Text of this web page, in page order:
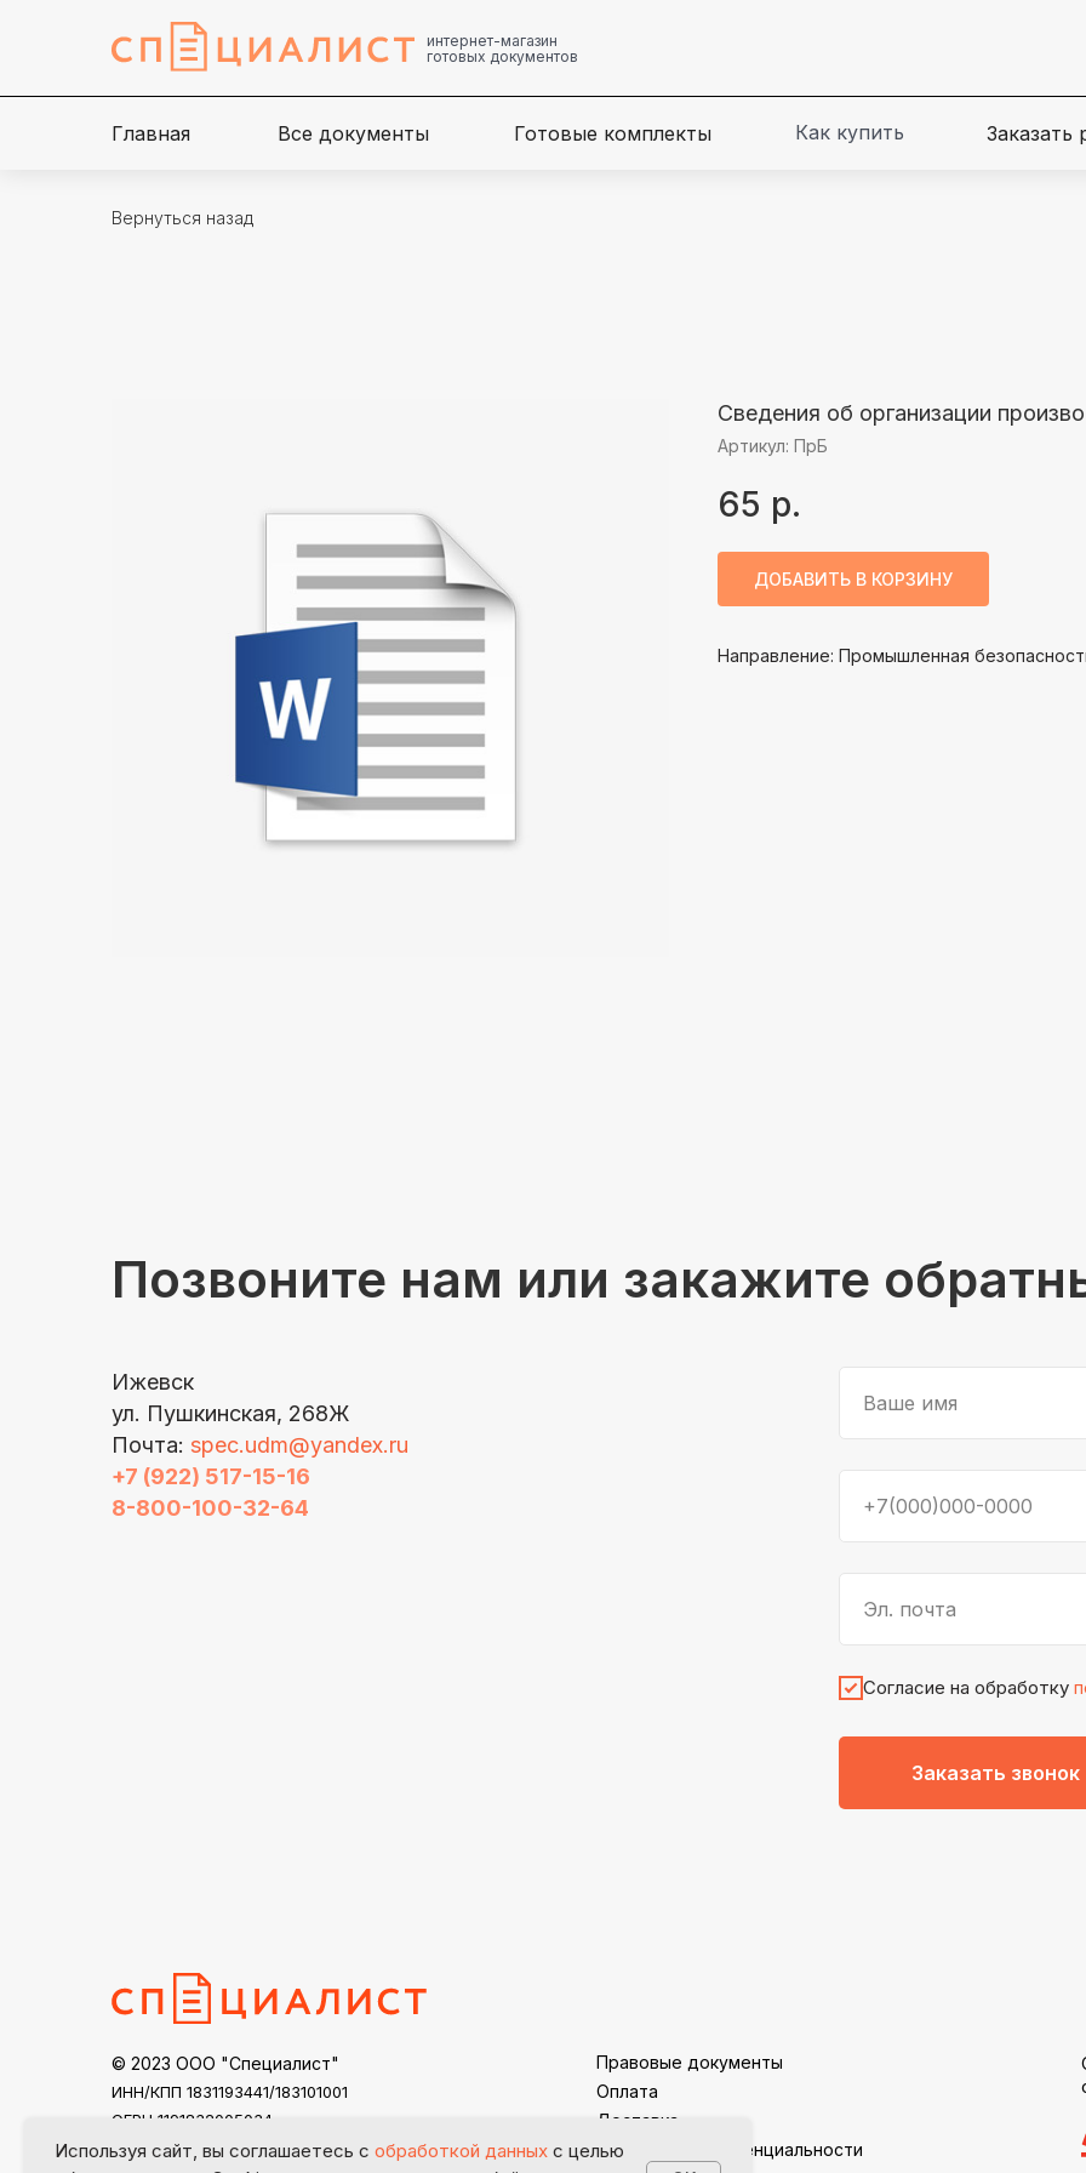
интернет-магазин
готовых документов
Главная Все документы Готовые комплекты Как купить Заказать
Вернуться назад
Сведения об организации
Артикул: ПрБ
65 р.
ДОБАВИТЬ В КОРЗИНУ
Направление: Промышленная
Позвоните нам или закажите
Ижевск
ул. Пушкинская, 268Ж
Почта: spec.udm@yandex.ru
+7 (922) 517-15-16
8-800-100-32-64
Ваше имя
+7(000)000-0000
Эл. почта
Согласие на обработку
Заказать звонок
© 2023 ООО "Специалист"
ИНН/КПП 1831193441/183101001
ОГРН 1191832005034
Оплата
Политика конфиденциальности
Правовые документы
Доставка
specialist18@mail.ru
Используя сайт, вы соглашаетесь с обработкой данных с целью